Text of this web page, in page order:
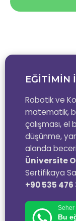
EĞİTİMİN
Robotik ve
matematik,
çalışması, el
düşünme,
alanda beceri
Üniversite
Sertifikaya
+90 535 476
Seher
Bu